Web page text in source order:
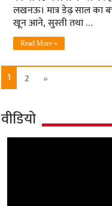
लखनऊ। मात्र डेढ़ साल का
खून आने, सुस्‍ती तथा …
Read More »
1 2 »
वीडियो